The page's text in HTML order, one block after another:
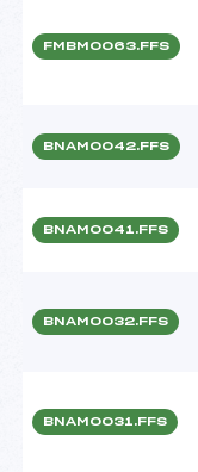
FMBM0063.FFS
BNAM0042.FFS
BNAM0041.FFS
BNAM0032.FFS
BNAM0031.FFS